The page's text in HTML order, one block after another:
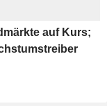
auf Kurs;